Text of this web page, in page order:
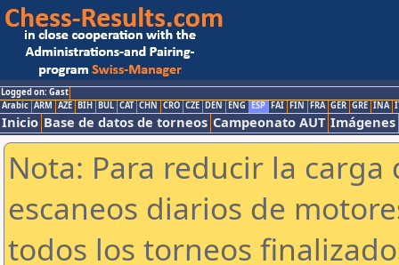
Logged on: Gast
Arabic ARM AZE BIH BUL CAT CHN CRO CZE DEN ENG ESP FAI FIN FRA GER GRE INA
Inicio Base de datos de torneos Campeonato AUT Imágenes
Nota: Para reducir la
escaneos diarios de
todos los torneos